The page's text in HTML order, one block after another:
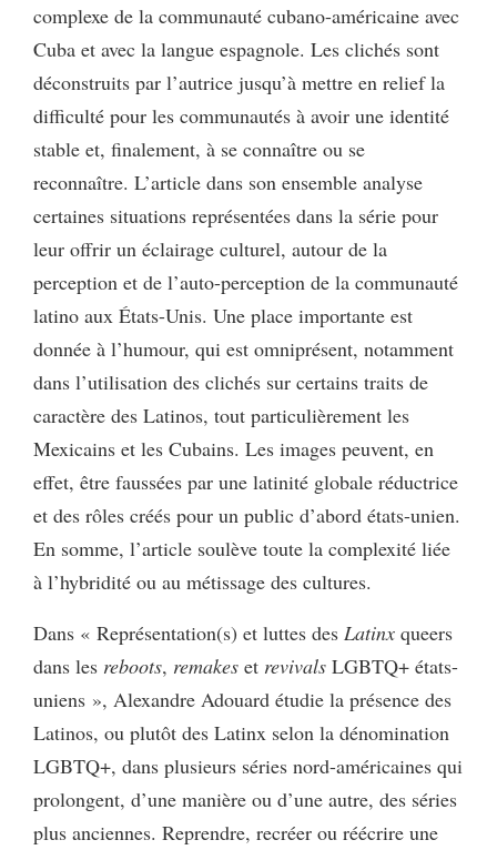
complexe de la communauté cubano-américaine avec
Cuba et avec la langue espagnole. Les clichés sont
déconstruits par l’autrice jusqu’à mettre en relief la
difficulté pour les communautés à avoir une identité
stable et, finalement, à se connaître ou se
reconnaître. L’article dans son ensemble analyse
certaines situations représentées dans la série pour
leur offrir un éclairage culturel, autour de la
perception et de l’auto-perception de la communauté
latino aux États-Unis. Une place importante est
donnée à l’humour, qui est omniprésent, notamment
dans l’utilisation des clichés sur certains traits de
caractère des Latinos, tout particulièrement les
Mexicains et les Cubains. Les images peuvent, en
effet, être faussées par une latinité globale réductrice
et des rôles créés pour un public d’abord états-unien.
En somme, l’article soulève toute la complexité liée
à l’hybridité ou au métissage des cultures.
Dans « Représentation(s) et luttes des Latinx queers
dans les reboots, remakes et revivals LGBTQ+ états-
uniens », Alexandre Adouard étudie la présence des
Latinos, ou plutôt des Latinx selon la dénomination
LGBTQ+, dans plusieurs séries nord-américaines qui
prolongent, d’une manière ou d’une autre, des séries
plus anciennes. Reprendre, recréer ou réécrire une